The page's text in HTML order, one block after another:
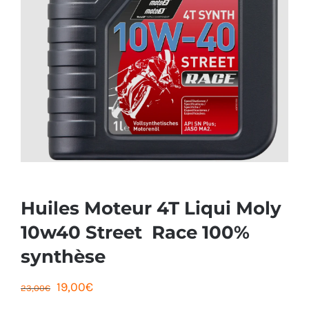
Huiles Moteur 4T Liqui Moly
10w40 Street Race 100%
synthèse
23,00€ Le
19,00€Le